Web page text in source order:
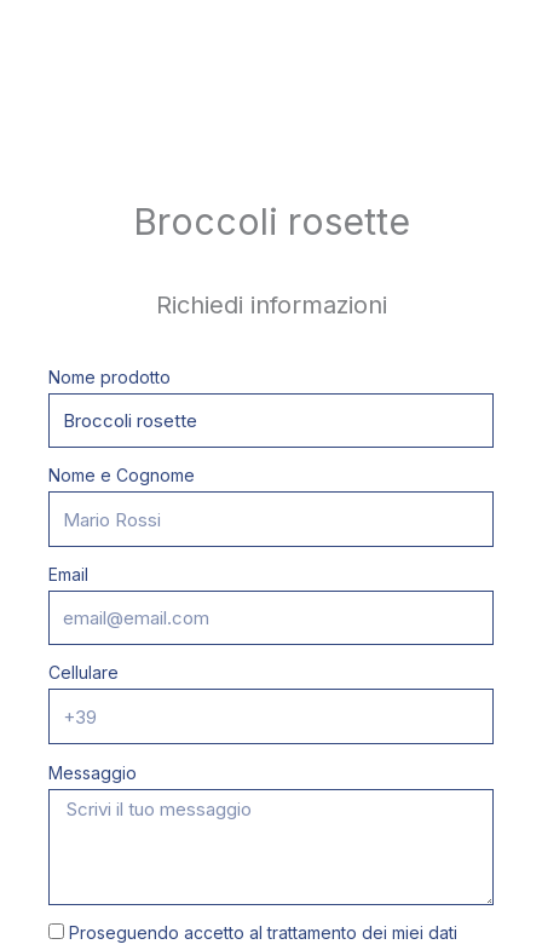
Broccoli rosette
Richiedi informazioni
Nome prodotto
Nome e Cognome
Email
Cellulare
Messaggio
Proseguendo accetto al trattamento dei miei dati